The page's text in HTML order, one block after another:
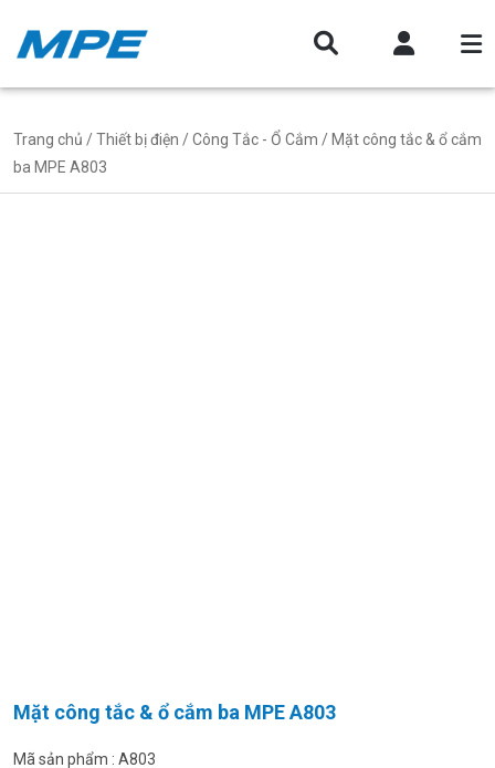
Trang chủ /Thiết bị điện /Công Tắc - Ổ Cắm / Mặt công tắc & ổ cắm
ba MPE A803
Mặt công tắc & ổ cắm ba MPE A803
Mã sản phẩm : A803